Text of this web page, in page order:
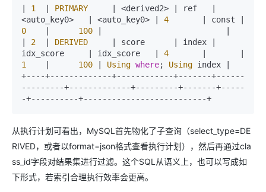
1 PRIMARY
     | <derived2> | ref   |
<auto_key0>   | <auto_key0> | 4
0
100
2 DERIVED
     | score      | index |
idx_score     | idx_score   | 4
1
100 Using where; Using index |
+----+-------------+------------+-------+------
---------+-------------+---------+-------+-----
从执行计划可看出，MySQL首先物化了子查询（select_type=DE
RIVED，或者以format=json格式查看执行计划），然后再通过cla
ss_id字段对结果集进行过滤。这个SQL从语义上，也可以写成如
下形式，若索引合理执行效率会更高。